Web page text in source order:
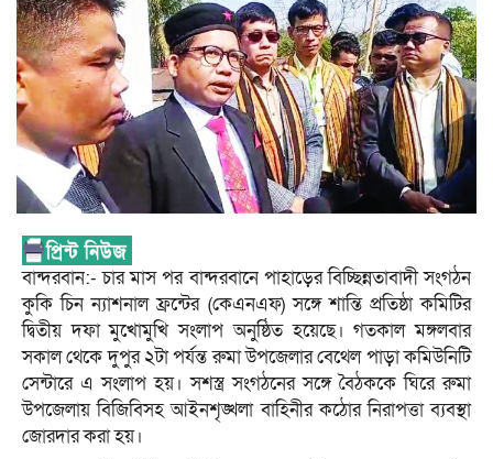
বান্দরবান:- চার মাস পর বান্দরবানে পাহাড়ের বিচ্ছিন্নতাবাদী সংগঠন
কুকি চিন ন্যাশনাল ফ্রন্টের (কেএনএফ) সঙ্গে শান্তি প্রতিষ্ঠা কমিটির
দ্বিতীয় দফা মুখোমুখি সংলাপ অনুষ্ঠিত হয়েছে। গতকাল মঙ্গলবার
সকাল থেকে দুপুর ২টা পর্যন্ত রুমা উপজেলার বেথেল পাড়া কমিউনিটি
সেন্টারে এ সংলাপ হয়। সশস্ত্র সংগঠনের সঙ্গে বৈঠককে ঘিরে রুমা
উপজেলায় বিজিবিসহ আইনশৃঙ্খলা বাহিনীর কঠোর নিরাপত্তা ব্যবস্থা
জোরদার করা হয়।